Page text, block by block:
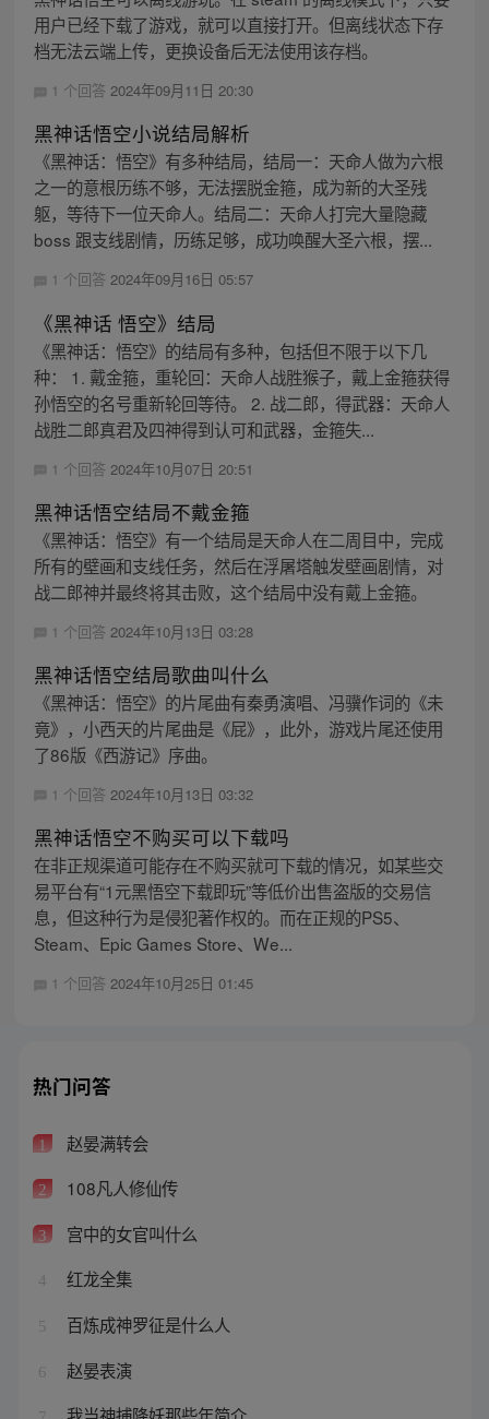
用户已经下载了游戏，就可以直接打开。但离线状态下存
档无法云端上传，更换设备后无法使用该存档。
1 个回答 2024年09月11日 20:30
黑神话悟空小说结局解析
《黑神话：悟空》有多种结局，结局一：天命人做为六根
之一的意根历练不够，无法摆脱金箍，成为新的大圣残
躯，等待下一位天命人。结局二：天命人打完大量隐藏
boss 跟支线剧情，历练足够，成功唤醒大圣六根，摆...
1 个回答 2024年09月16日 05:57
《黑神话 悟空》结局
《黑神话：悟空》的结局有多种，包括但不限于以下几
种： 1. 戴金箍，重轮回：天命人战胜猴子，戴上金箍获得
孙悟空的名号重新轮回等待。 2. 战二郎，得武器：天命人
战胜二郎真君及四神得到认可和武器，金箍失...
1 个回答 2024年10月07日 20:51
黑神话悟空结局不戴金箍
《黑神话：悟空》有一个结局是天命人在二周目中，完成
所有的壁画和支线任务，然后在浮屠塔触发壁画剧情，对
战二郎神并最终将其击败，这个结局中没有戴上金箍。
1 个回答 2024年10月13日 03:28
黑神话悟空结局歌曲叫什么
《黑神话：悟空》的片尾曲有秦勇演唱、冯骥作词的《未
竟》，小西天的片尾曲是《屁》，此外，游戏片尾还使用
了86版《西游记》序曲。
1 个回答 2024年10月13日 03:32
黑神话悟空不购买可以下载吗
在非正规渠道可能存在不购买就可下载的情况，如某些交
易平台有“1元黑悟空下载即玩”等低价出售盗版的交易信
息，但这种行为是侵犯著作权的。而在正规的PS5、
Steam、Epic Games Store、We...
1 个回答 2024年10月25日 01:45
热门问答
1 赵晏满转会
2 108凡人修仙传
3 宫中的女官叫什么
4 红龙全集
5 百炼成神罗征是什么人
6 赵晏表演